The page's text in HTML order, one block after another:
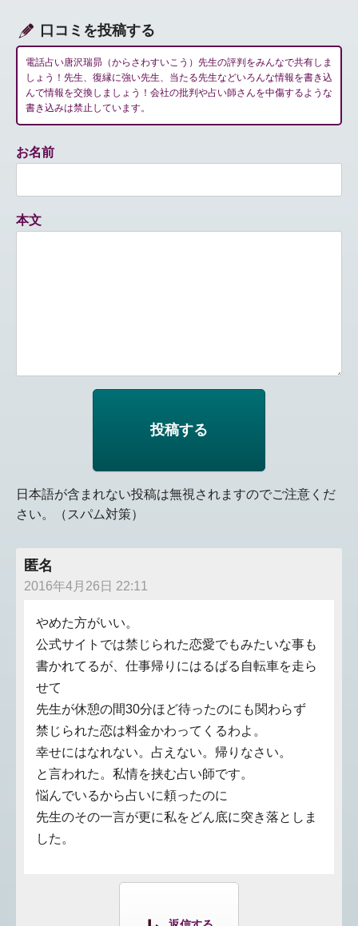
口コミを投稿する
電話占い唐沢瑞昴（からさわすいこう）先生の評判をみんなで共有しま
しょう！先生、復縁に強い先生、当たる先生などいろんな情報を書き込
んで情報を交換しましょう！会社の批判や占い師さんを中傷するような
書き込みは禁止しています。
お名前
本文
日本語が含まれない投稿は無視されますのでご注意くだ
さい。（スパム対策）
匿名
2016年4月26日 22:11
やめた方がいい。
公式サイトでは禁じられた恋愛でもみたいな事も
書かれてるが、仕事帰りにはるばる自転車を走ら
せて
先生が休憩の間30分ほど待ったのにも関わらず
禁じられた恋は料金かわってくるわよ。
幸せにはなれない。占えない。帰りなさい。
と言われた。私情を挟む占い師です。
悩んでいるから占いに頼ったのに
先生のその一言が更に私をどん底に突き落としま
した。